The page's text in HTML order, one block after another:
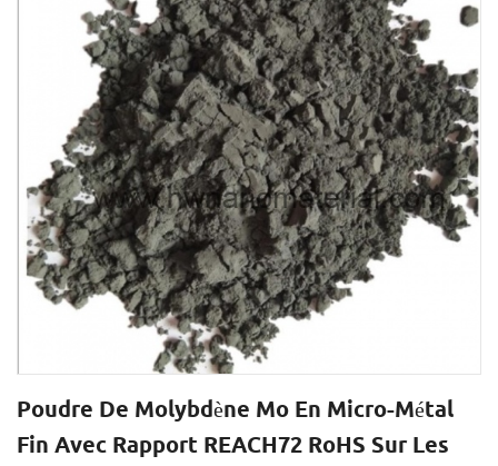
Poudre De Molybdène Mo En Micro-Métal
Fin Avec Rapport REACH72 RoHS Sur Les